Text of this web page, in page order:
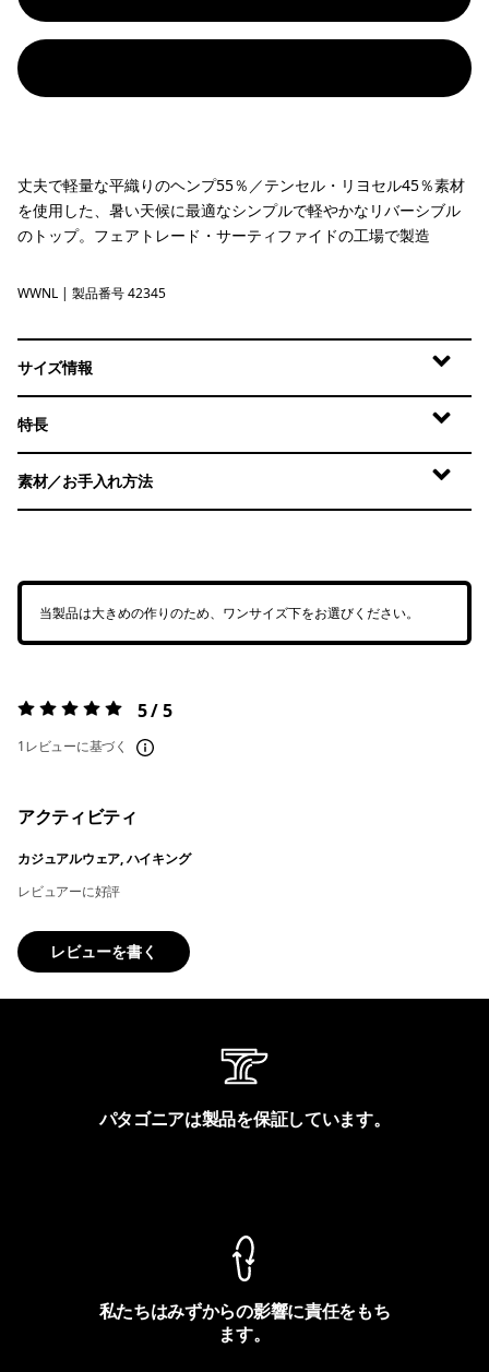
丈夫で軽量な平織りのヘンプ55％／テンセル・リヨセル45％素材
を使用した、暑い天候に最適なシンプルで軽やかなリバーシブル
のトップ。フェアトレード・サーティファイドの工場で製造
Whole Weave: Natural
WWNL | 製品番号 42345
サイズ情報
特長
素材／お手入れ方法
当製品は大きめの作りのため、ワンサイズ下をお選びください。
評価:5 / 5 5 / 5
1レビューに基づく
アクティビティ
カジュアルウェア, ハイキング
レビュアーに好評
レビューを書く
パタゴニアは製品を保証しています。
私たちはみずからの影響に責任をもち
ます。